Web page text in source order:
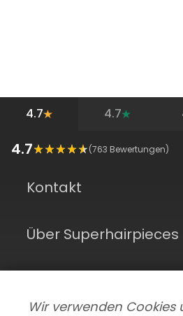
4.7 4.7
4.7 (763 Bewertungen)
Kontakt
Über Superhairpieces
Wir verwenden Cookies